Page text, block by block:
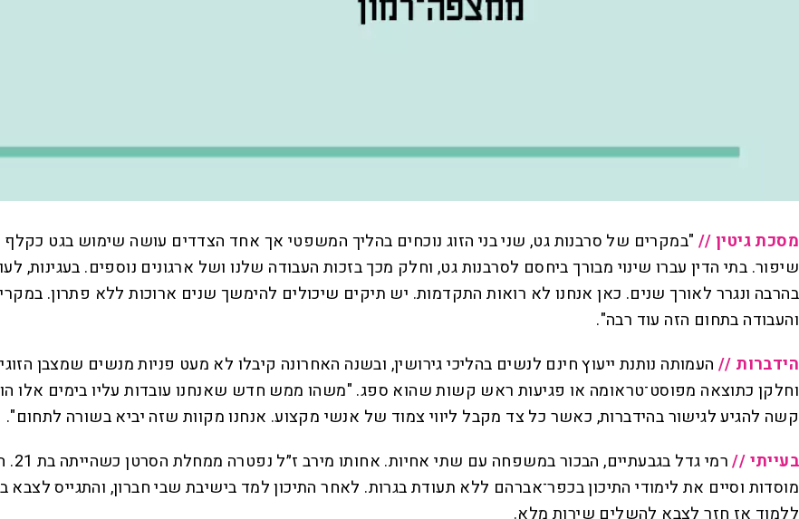
מסכת גיטין // "במקרים של סרבנות גט, שני בני הזוג נוכחים בהליך המשפטי אך אחד הצדדים עושה שימוש בגט
שיפור. בתי הדין עברו שינוי מבורך ביחסם לסרבנות גט, וחלק מכך בזכות העבודה שלנו ושל ארגונים נוספים. בעגינות,
בהרבה ונגרר לאורך שנים. כאן אנחנו לא רואות התקדמות. יש תיקים שיכולים להימשך שנים ארוכות ללא פתרון.
והעבודה בתחום הזה עוד רבה".
הידברות // העמותה נותנת ייעוץ חינם לנשים בהליכי גירושין, ובשנה האחרונה קיבלו לא מעט פניות מנשים שמצבן
וחלקן כתוצאה מפוסט־טראומה או פגיעות ראש קשות שהוא ספג. "משהו ממש חדש שאנחנו עובדות עליו בימים אלו
קשה להגיע לגישור בהידברות, כאשר כל צד מקבל ליווי צמוד של אנשי מקצוע. אנחנו מקוות שזה יביא בשורה לתחום".
בעייתי //
מוסדות וסיים את לימודי התיכון בכפר־אברהם ללא תעודת בגרות. לאחר התיכון למד בישיבת שבי חברון, והתגייס